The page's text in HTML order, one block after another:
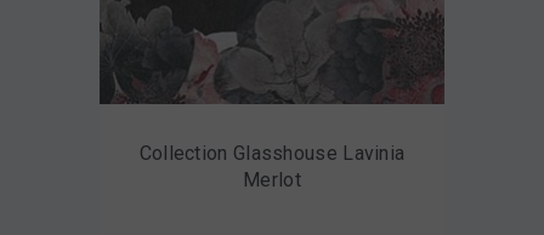
Collection Glasshouse Lavinia
Merlot